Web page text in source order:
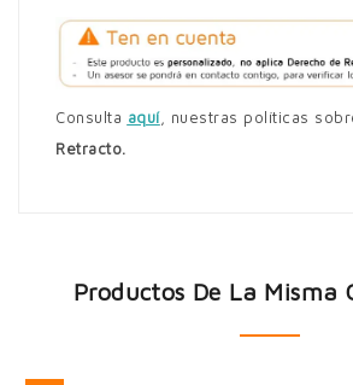
Consulta aquí, nuestras políticas
Retracto.
Productos De La Misma